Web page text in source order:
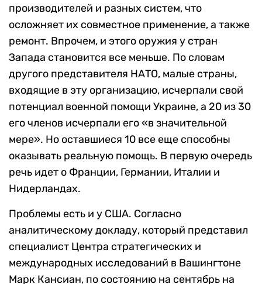
производителей и разных систем, что
осложняет их совместное применение, а также
ремонт. Впрочем, и этого оружия у стран
Запада становится все меньше. По словам
другого представителя НАТО, малые страны,
входящие в эту организацию, исчерпали свой
потенциал военной помощи Украине, а 20 из 30
его членов исчерпали его «в значительной
мере». Но оставшиеся 10 все еще способны
оказывать реальную помощь. В первую очередь
речь идет о Франции, Германии, Италии и
Нидерландах.
Проблемы есть и у США. Согласно
аналитическому докладу, который представил
специалист Центра стратегических и
международных исследований в Вашингтоне
Марк Кансиан, по состоянию на сентябрь на